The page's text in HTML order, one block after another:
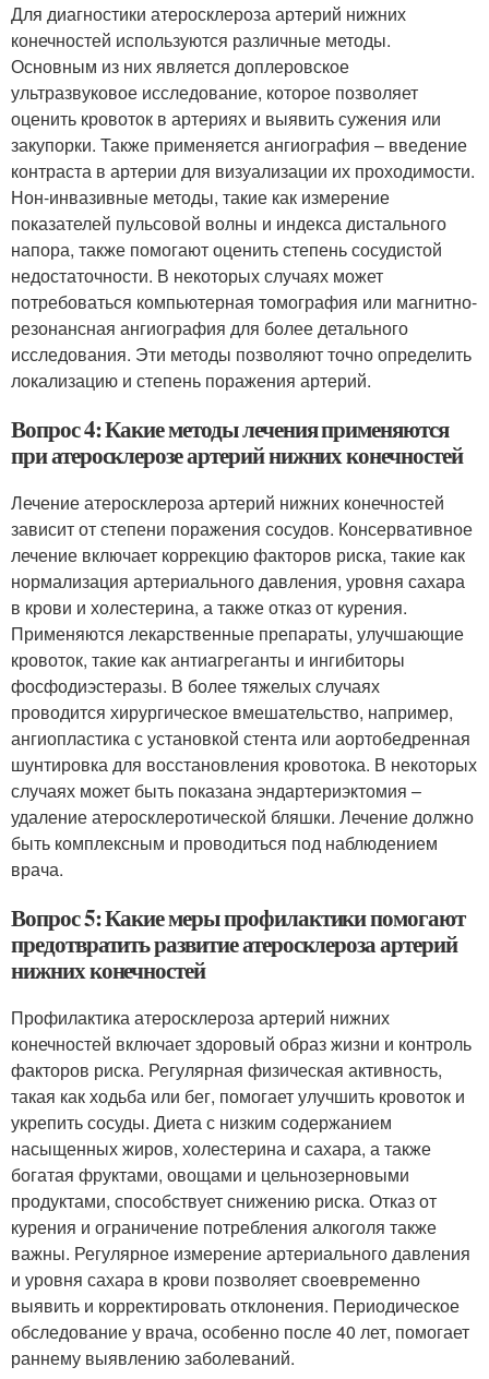
Для диагностики атеросклероза артерий нижних
конечностей используются различные методы.
Основным из них является доплеровское
ультразвуковое исследование, которое позволяет
оценить кровоток в артериях и выявить сужения или
закупорки. Также применяется ангиография – введение
контраста в артерии для визуализации их проходимости.
Нон-инвазивные методы, такие как измерение
показателей пульсовой волны и индекса дистального
напора, также помогают оценить степень сосудистой
недостаточности. В некоторых случаях может
потребоваться компьютерная томография или магнитно-
резонансная ангиография для более детального
исследования. Эти методы позволяют точно определить
локализацию и степень поражения артерий.
Вопрос 4: Какие методы лечения применяются
при атеросклерозе артерий нижних конечностей
Лечение атеросклероза артерий нижних конечностей
зависит от степени поражения сосудов. Консервативное
лечение включает коррекцию факторов риска, такие как
нормализация артериального давления, уровня сахара
в крови и холестерина, а также отказ от курения.
Применяются лекарственные препараты, улучшающие
кровоток, такие как антиагреганты и ингибиторы
фосфодиэстеразы. В более тяжелых случаях
проводится хирургическое вмешательство, например,
ангиопластика с установкой стента или аортобедренная
шунтировка для восстановления кровотока. В некоторых
случаях может быть показана эндартериэктомия –
удаление атеросклеротической бляшки. Лечение должно
быть комплексным и проводиться под наблюдением
врача.
Вопрос 5: Какие меры профилактики помогают
предотвратить развитие атеросклероза артерий
нижних конечностей
Профилактика атеросклероза артерий нижних
конечностей включает здоровый образ жизни и контроль
факторов риска. Регулярная физическая активность,
такая как ходьба или бег, помогает улучшить кровоток и
укрепить сосуды. Диета с низким содержанием
насыщенных жиров, холестерина и сахара, а также
богатая фруктами, овощами и цельнозерновыми
продуктами, способствует снижению риска. Отказ от
курения и ограничение потребления алкоголя также
важны. Регулярное измерение артериального давления
и уровня сахара в крови позволяет своевременно
выявить и корректировать отклонения. Периодическое
обследование у врача, особенно после 40 лет, помогает
раннему выявлению заболеваний.